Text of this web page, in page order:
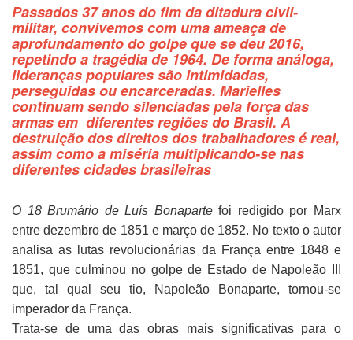
Passados 37 anos do fim da ditadura civil-
militar, convivemos com uma ameaça de
aprofundamento do golpe que se deu 2016,
repetindo a tragédia de 1964. De forma análoga,
lideranças populares são intimidadas,
perseguidas ou encarceradas. Marielles
continuam sendo silenciadas pela força das
armas em diferentes regiões do Brasil. A
destruição dos direitos dos trabalhadores é real,
assim como a miséria multiplicando-se nas
diferentes cidades brasileiras
O 18 Brumário de Luís Bonapartefoi redigido por Marx
entre dezembro de 1851 e março de 1852. No texto o autor
analisa as lutas revolucionárias da França entre 1848 e
1851, que culminou no golpe de Estado de Napoleão III
que, tal qual seu tio, Napoleão Bonaparte, tornou-se
imperador da França.
Trata-se de uma das obras mais significativas para o